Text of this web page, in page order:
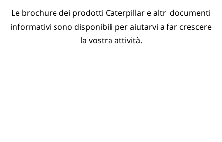
Le brochure dei prodotti Caterpillar e altri documenti
informativi sono disponibili per aiutarvi a far crescere
la vostra attività.